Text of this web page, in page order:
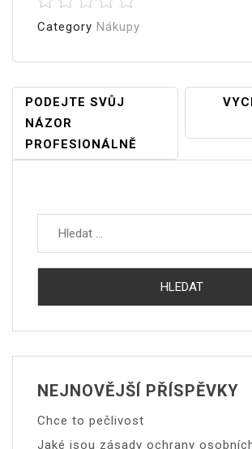
Category Nákupy
Navigace
Pro
Příspěvek
PODEJTE SVŮJ
NÁZOR
PROFESIONÁLNĚ
NEJNOVĚJŠÍ PŘÍSPĚVKY
Chce to pečlivost
Jaké jsou zásady ochrany